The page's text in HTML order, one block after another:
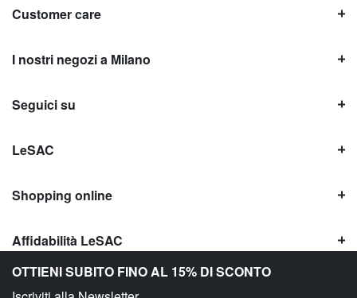
OTTIENI SUBITO FINO AL 15% DI SCONTO
Customer care
I nostri negozi a Milano
Seguici su
LeSAC
Shopping online
Affidabilità LeSAC